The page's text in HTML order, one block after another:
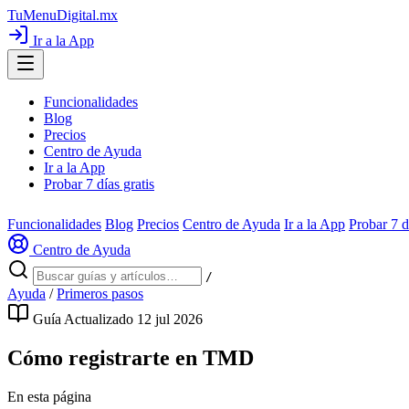
TuMenuDigital.mx
Ir a la App
Funcionalidades
Blog
Precios
Centro de Ayuda
Ir a la App
Probar 7 días gratis
Funcionalidades Blog Precios Centro de Ayuda Ir a la App Probar 7
Centro de Ayuda
/
Ayuda / Primeros pasos
Guía Actualizado 12 jul 2026
Cómo registrarte en TMD
En esta página